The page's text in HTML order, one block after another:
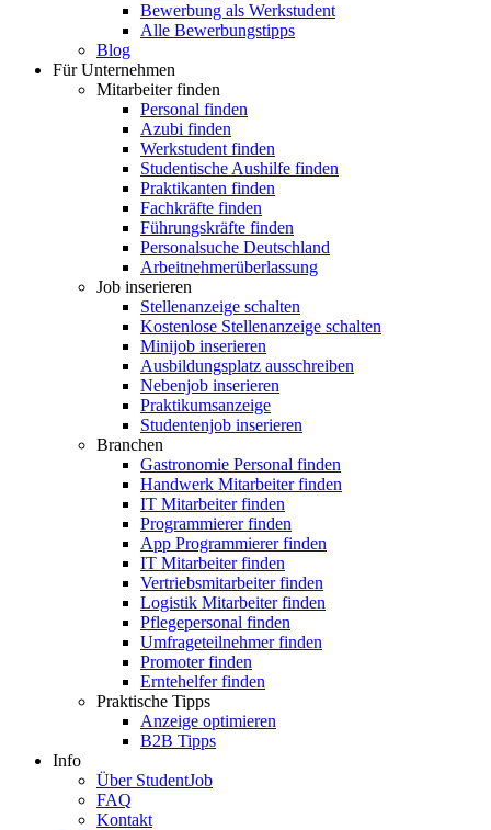
Bewerbung als Werkstudent
Alle Bewerbungstipps
Blog
Für Unternehmen
Mitarbeiter finden
Personal finden
Azubi finden
Werkstudent finden
Studentische Aushilfe finden
Praktikanten finden
Fachkräfte finden
Führungskräfte finden
Personalsuche Deutschland
Arbeitnehmerüberlassung
Job inserieren
Stellenanzeige schalten
Kostenlose Stellenanzeige schalten
Minijob inserieren
Ausbildungsplatz ausschreiben
Nebenjob inserieren
Praktikumsanzeige
Studentenjob inserieren
Branchen
Gastronomie Personal finden
Handwerk Mitarbeiter finden
IT Mitarbeiter finden
Programmierer finden
App Programmierer finden
IT Mitarbeiter finden
Vertriebsmitarbeiter finden
Logistik Mitarbeiter finden
Pflegepersonal finden
Umfrageteilnehmer finden
Promoter finden
Erntehelfer finden
Praktische Tipps
Anzeige optimieren
B2B Tipps
Info
Über StudentJob
FAQ
Kontakt